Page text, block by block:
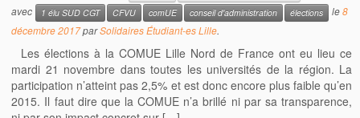
avec
1 élu SUD CGT CFVU comUE conseil d'administration élections le8
décembre 2017parSolidaires Étudiant-es Lille.
Les élections à la COMUE Lille Nord de France ont eu lieu ce
mardi 21 novembre dans toutes les universités de la région. La
participation n’atteint pas 2,5% et est donc encore plus faible qu’en
2015. Il faut dire que la COMUE n’a brillé ni par sa transparence,